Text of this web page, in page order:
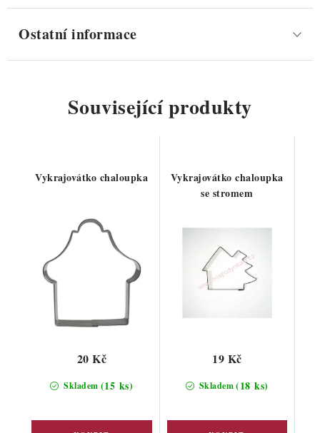
Ostatní informace
Související produkty
Vykrajovátko chaloupka
Skladem (15 ks)
20 Kč
Vykrajovátko chaloupka
se stromem
Skladem(18 ks)
19 Kč